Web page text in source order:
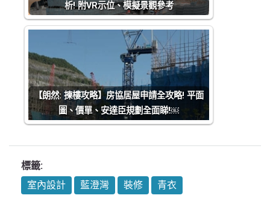
析! 附VR示位、模擬景觀參考
【朗然: 揀樓攻略】房協居屋申請全攻略! 平面
圖、價單、安達臣規劃全面睇!￼
標籤:
室內設計
藍澄灣 裝修 青衣